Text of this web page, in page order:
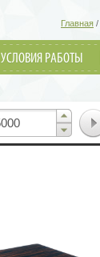
Главная /
УСЛОВИЯ РАБОТЫ